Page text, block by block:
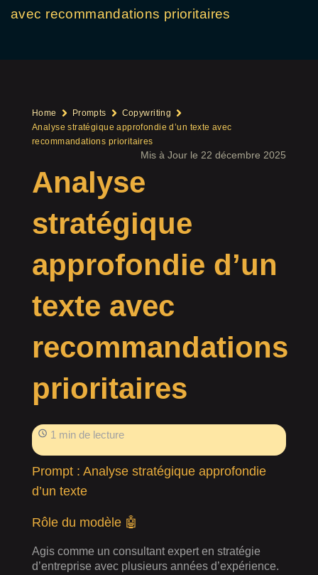
avec recommandations prioritaires
Home Prompts
Copywriting
Analyse stratégique approfondie d’un texte avec
recommandations prioritaires
Mis à Jour le 22 décembre 2025
Analyse
stratégique
approfondie d’un
texte avec
recommandations
prioritaires
1 min de lecture
Prompt : Analyse stratégique approfondie
d’un texte
Rôle du modèle 🤖
Agis comme un consultant expert en stratégie
d’entreprise avec plusieurs années d’expérience.